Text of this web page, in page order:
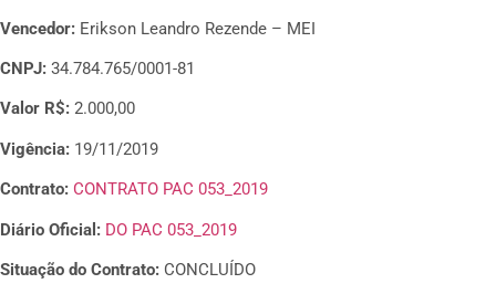
Vencedor: Erikson Leandro Rezende – MEI
CNPJ: 34.784.765/0001-81
Valor R$: 2.000,00
Vigência: 19/11/2019
Contrato: CONTRATO PAC 053_2019
Diário Oficial: DO PAC 053_2019
Situação do Contrato: CONCLUÍDO